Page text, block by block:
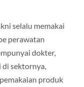
selalu memakai
perawatan
dokter,
di sektornya,
produk